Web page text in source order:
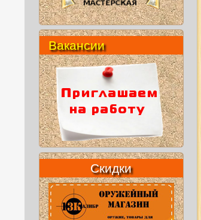
Вакансии
Скидки